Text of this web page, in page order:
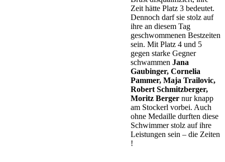
Zeit hätte Platz 3 bedeutet.
Dennoch darf sie stolz auf
ihre an diesem Tag
geschwommenen Bestzeiten
sein. Mit Platz 4 und 5
gegen starke Gegner
schwammen Jana
Gaubinger, Cornelia
Pammer, Maja Trailovic,
Robert Schmitzberger,
Moritz Berger nur knapp
am Stockerl vorbei. Auch
ohne Medaille durften diese
Schwimmer stolz auf ihre
Leistungen sein – die Zeiten
!